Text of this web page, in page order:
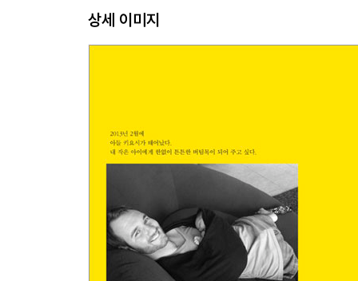
4부 날고 있는 바로 당신이 기적이다
장애물이 발목을 잡을 때,
2. 다른 사람에게 기적이 되라
후회 없는 인생을 살고 싶다면,
3. 꿈과 현실의 양 날개로 비상하라
상세 이미지